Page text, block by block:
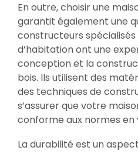
En outre, choisir une
garantit également une
constructeurs
d’habitation ont une
conception et la
bois. Ils utilisent des
des techniques de
s’assurer que votre
conforme aux normes en
La durabilité est un